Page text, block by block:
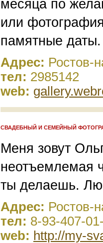
месяца по
или
памятные даты.
Адрес: Ростов-
тел: 2985142
web:
СВАДЕБНЫЙ И СЕМЕЙНЫЙ
Меня зовут
неотъемлемая
ты делаешь.
Адрес: Ростов-
тел: 8-93-407-
web: http://my-